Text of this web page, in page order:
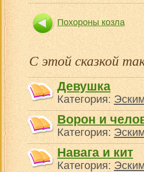
Похороны козла
С этой сказкой
Девушка
Категория:
Ворон и
Категория:
Навага и кит
Категория: